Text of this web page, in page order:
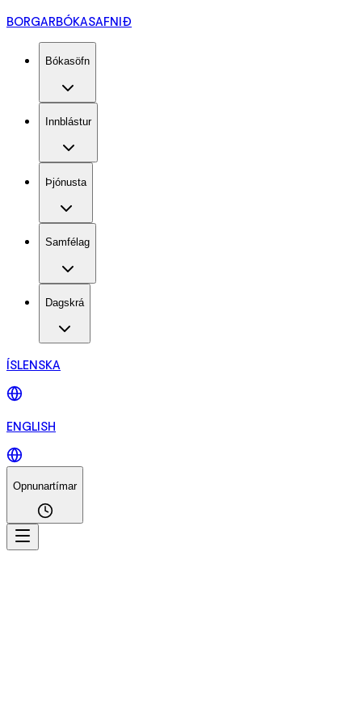
BORGARBÓKASAFNIÐ
Bókasöfn
Innblástur
Þjónusta
Samfélag
Dagskrá
ÍSLENSKA
ENGLISH
Opnunartímar